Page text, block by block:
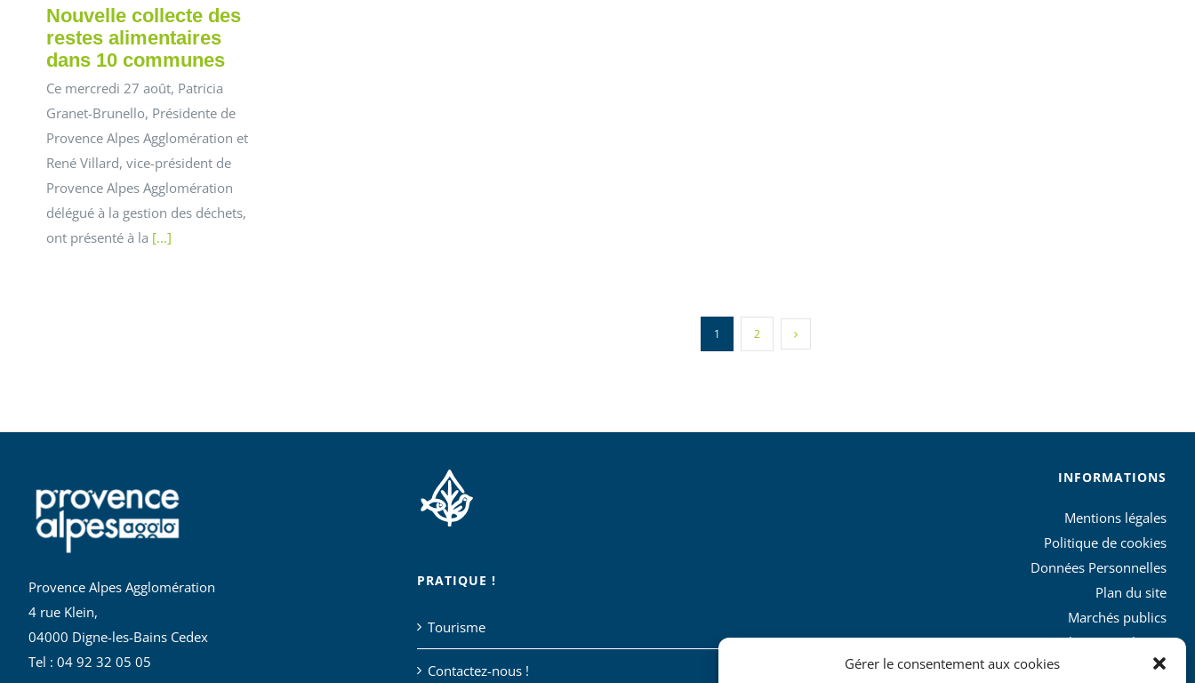
Gérer le consentement aux cookies
Nouvelle collecte des
restes alimentaires
dans 10 communes
Ce mercredi 27 août, Patricia
Granet-Brunello, Présidente de
Provence Alpes Agglomération et
René Villard, vice-président de
Provence Alpes Agglomération
délégué à la gestion des déchets,
ont présenté à la [...]
1 2
Provence Alpes Agglomération
4 rue Klein,
04000 Digne-les-Bains Cedex
Tel : 04 92 32 05 05
PRATIQUE !
Tourisme
Contactez-nous !
INFORMATIONS
Mentions légales
Politique de cookies
Données Personnelles
Plan du site
Marchés publics
Charte graphique
L’agglo recrute